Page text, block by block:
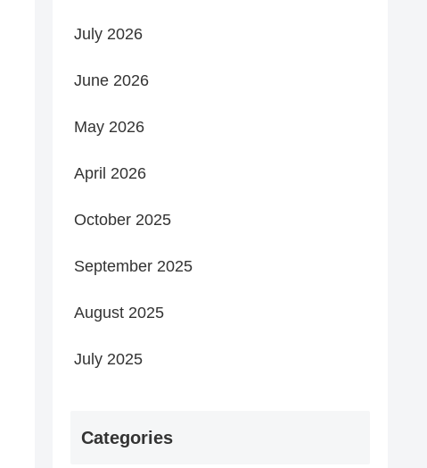
July 2026
June 2026
May 2026
April 2026
October 2025
September 2025
August 2025
July 2025
Categories